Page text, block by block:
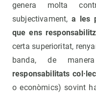
genera molta
subjectivament,a les
que ens
certa superioritat,
banda, de
responsabilitats
o econòmics) sovint